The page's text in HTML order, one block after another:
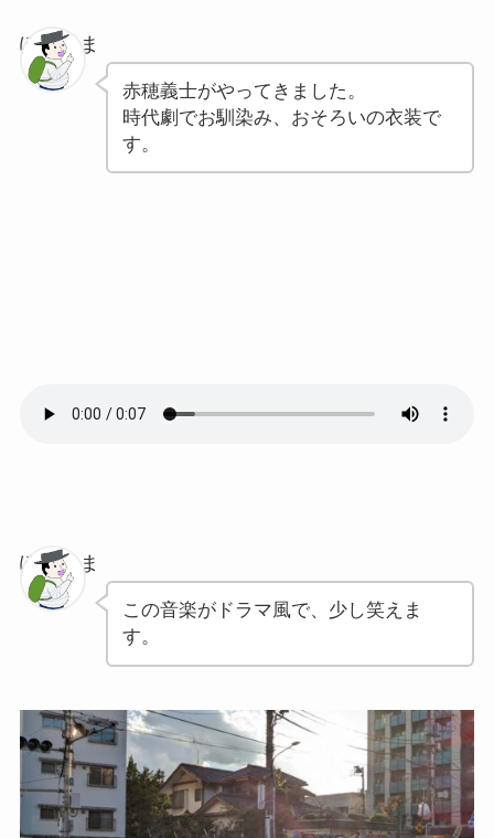
ぽちゃま
赤穂義士がやってきました。
時代劇でお馴染み、おそろいの衣装で
す。
ぽちゃま
この音楽がドラマ風で、少し笑えま
す。